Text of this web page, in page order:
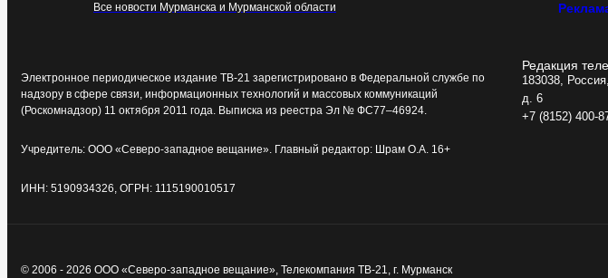
Все новости Мурманска и Мурманской области
Электронное периодическое издание ТВ-21 зарегистрировано в Федеральной службе по
надзору в сфере связи, информационных технологий и массовых коммуникаций
(Роскомнадзор) 11 октября 2011 года. Выписка из реестра Эл № ФС77–46924.
Учредитель: ООО «Северо-западное вещание». Главный редактор: Шрам О.А. 16+
ИНН: 5190934326, ОГРН: 1115190010517
Редакция
183038,
д. 6
+7 (8152) 400-
© 2006 - 2026 ООО «Северо-западное вещание», Телекомпания ТВ-21, г. Мурманск